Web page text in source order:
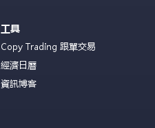
工具
Copy Trading 跟單交易
經濟日曆
資訊博客